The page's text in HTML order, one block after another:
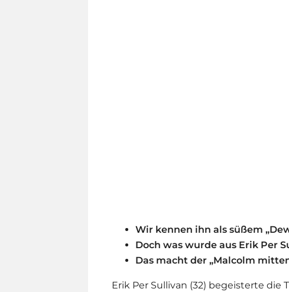
Wir kennen ihn als süßem
Doch was wurde aus Erik Per
Das macht der „Malcolm
Erik Per Sullivan (32) begeisterte die